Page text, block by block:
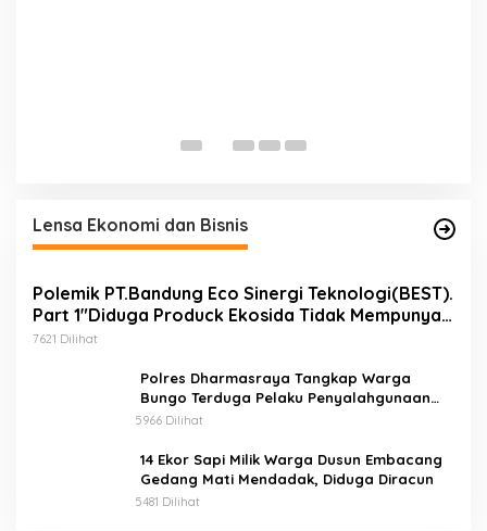
Lensa Ekonomi dan Bisnis
Polemik PT.Bandung Eco Sinergi Teknologi(BEST).
Part 1″Diduga Produck Ekosida Tidak Mempunyai
Izin Edar.
7621 Dilihat
Polres Dharmasraya Tangkap Warga
Bungo Terduga Pelaku Penyalahgunaan
BBM Bersubsidi
5966 Dilihat
14 Ekor Sapi Milik Warga Dusun Embacang
Gedang Mati Mendadak, Diduga Diracun
5481 Dilihat